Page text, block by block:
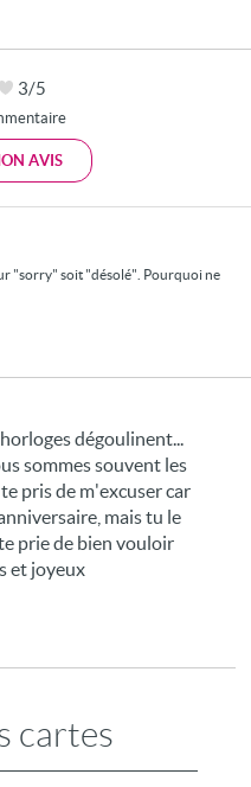
3/5
AVIS
"sorry" soit "désolé". Pourquoi ne
dégoulinent...
sommes souvent les
pris de m'excuser car
mais tu le
prie de bien vouloir
et joyeux
cartes